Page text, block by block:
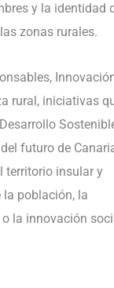
y la identidad
zonas rurales.
rural, iniciativas
futuro de
territorio insular y
población, la
la innovación